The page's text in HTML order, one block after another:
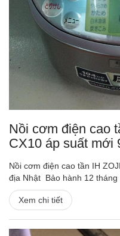
Nồi cơm điện cao
CX10 áp suất mới
Nồi cơm điện cao tần IH
địa Nhật Bảo hành 12
Xem chi tiết